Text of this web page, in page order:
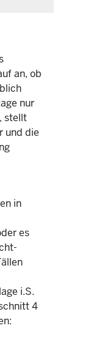
an, ob
nur
stellt
und die
in
es
i.S.
4